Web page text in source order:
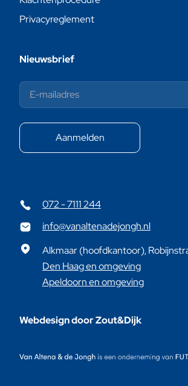
072 - 7111 244
info@vanaltenadejongh.nl
Alkmaar (hoofdkantoor),
Den Haag en omgeving
Apeldoorn en omgeving
Webdesign door Zout&Dijk
Privacyreglement
Nieuwsbrief